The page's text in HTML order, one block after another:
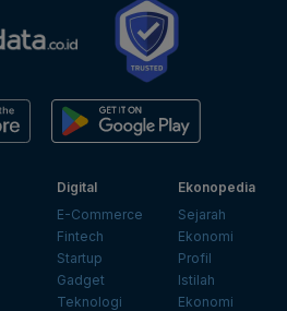
Digital
E-Commerce
Fintech
Startup
Gadget
Teknologi
Ekonopedia
Sejarah
Ekonomi
Profil
Istilah
Ekonomi